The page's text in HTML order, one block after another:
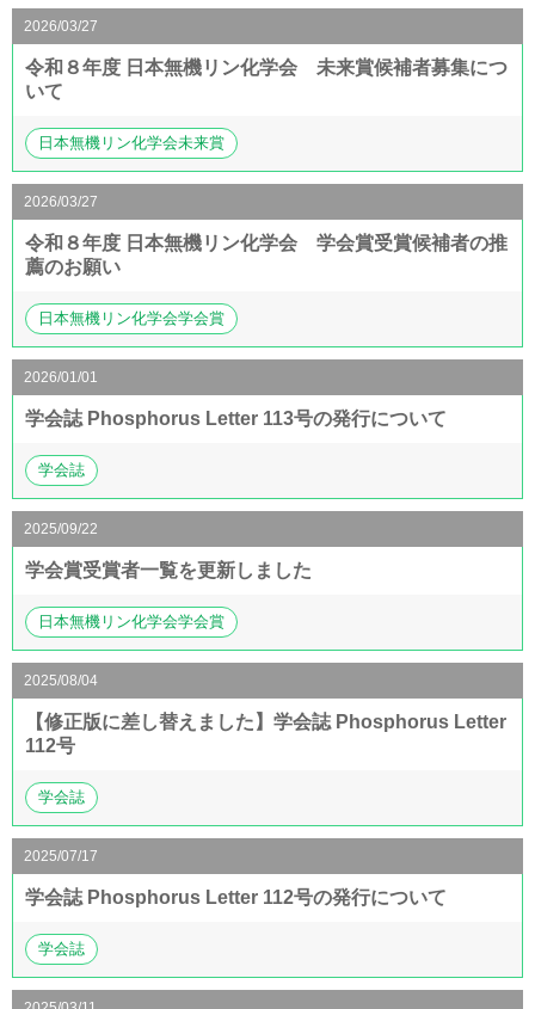
2026/03/27
令和８年度 日本無機リン化学会 未来賞候補者募集につ
いて
日本無機リン化学会未来賞
2026/03/27
令和８年度 日本無機リン化学会 学会賞受賞候補者の推
薦のお願い
日本無機リン化学会学会賞
2026/01/01
学会誌 Phosphorus Letter 113号の発行について
学会誌
2025/09/22
学会賞受賞者一覧を更新しました
日本無機リン化学会学会賞
2025/08/04
【修正版に差し替えました】学会誌 Phosphorus Letter
112号
学会誌
2025/07/17
学会誌 Phosphorus Letter 112号の発行について
学会誌